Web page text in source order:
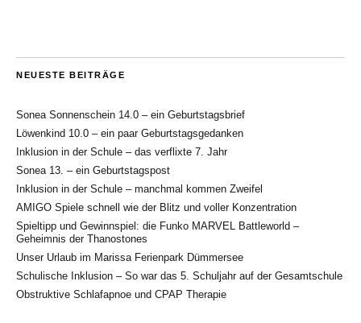
NEUESTE BEITRÄGE
Sonea Sonnenschein 14.0 – ein Geburtstagsbrief
Löwenkind 10.0 – ein paar Geburtstagsgedanken
Inklusion in der Schule – das verflixte 7. Jahr
Sonea 13. – ein Geburtstagspost
Inklusion in der Schule – manchmal kommen Zweifel
AMIGO Spiele schnell wie der Blitz und voller Konzentration
Spieltipp und Gewinnspiel: die Funko MARVEL Battleworld –
Geheimnis der Thanostones
Unser Urlaub im Marissa Ferienpark Dümmersee
Schulische Inklusion – So war das 5. Schuljahr auf der Gesamtschule
Obstruktive Schlafapnoe und CPAP Therapie